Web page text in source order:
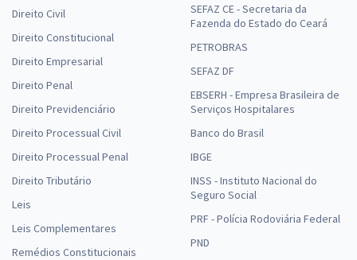
Direito Civil
Direito Constitucional
Direito Empresarial
Direito Penal
Direito Previdenciário
Direito Processual Civil
Direito Processual Penal
Direito Tributário
Leis
Leis Complementares
Remédios Constitucionais
SEFAZ CE - Secretaria da
Fazenda do Estado do Ceará
PETROBRAS
SEFAZ DF
EBSERH - Empresa Brasileira de
Serviços Hospitalares
Banco do Brasil
IBGE
INSS - Instituto Nacional do
Seguro Social
PRF - Polícia Rodoviária Federal
PND